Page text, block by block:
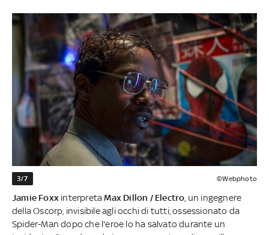
3/7 ©Webphoto
Jamie Foxx interpretaMax Dillon / Electro un ingegnere
della Oscorp, invisibile agli occhi di tutti, ossessionato da
Spider-Man dopo che l'eroe lo ha salvato durante un